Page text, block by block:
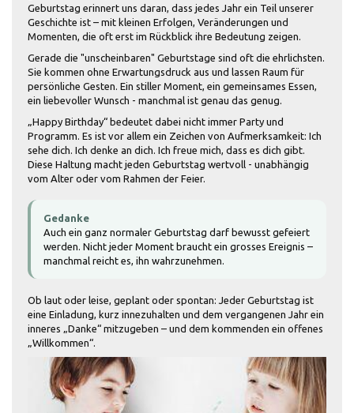
Geburtstag erinnert uns daran, dass jedes Jahr ein Teil unserer
Geschichte ist – mit kleinen Erfolgen, Veränderungen und
Momenten, die oft erst im Rückblick ihre Bedeutung zeigen.
Gerade die "unscheinbaren" Geburtstage sind oft die ehrlichsten.
Sie kommen ohne Erwartungsdruck aus und lassen Raum für
persönliche Gesten. Ein stiller Moment, ein gemeinsames Essen,
ein liebevoller Wunsch - manchmal ist genau das genug.
„Happy Birthday“ bedeutet dabei nicht immer Party und
Programm. Es ist vor allem ein Zeichen von Aufmerksamkeit: Ich
sehe dich. Ich denke an dich. Ich freue mich, dass es dich gibt.
Diese Haltung macht jeden Geburtstag wertvoll - unabhängig
vom Alter oder vom Rahmen der Feier.
Gedanke
Auch ein ganz normaler Geburtstag darf bewusst gefeiert
werden. Nicht jeder Moment braucht ein grosses Ereignis –
manchmal reicht es, ihn wahrzunehmen.
Ob laut oder leise, geplant oder spontan: Jeder Geburtstag ist
eine Einladung, kurz innezuhalten und dem vergangenen Jahr ein
inneres „Danke“ mitzugeben – und dem kommenden ein offenes
„Willkommen“.